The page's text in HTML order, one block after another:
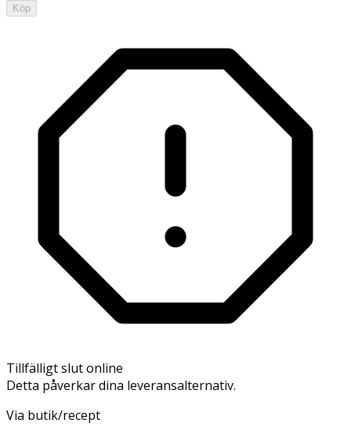
Köp
Tillfälligt slut online
Detta påverkar dina leveransalternativ.
Via butik/recept